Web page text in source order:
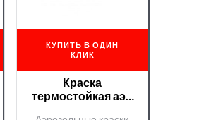
КУПИТЬ В ОДИН
КЛИК
Краска
термостойкая аэр